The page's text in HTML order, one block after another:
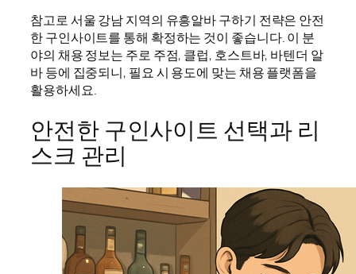
참고로 서울 강남 지역의 유흥알바 구하기 전략은 안전
한 구인사이트를 통해 확정하는 것이 좋습니다. 이 분
야의 채용 정보는 주로 주점, 클럽, 호스트바, 바텐더 알
바 등에 집중되니, 필요 시 용도에 맞는 채용 플랫폼을
활용하세요.
안전한 구인사이트 선택과 리
스크 관리